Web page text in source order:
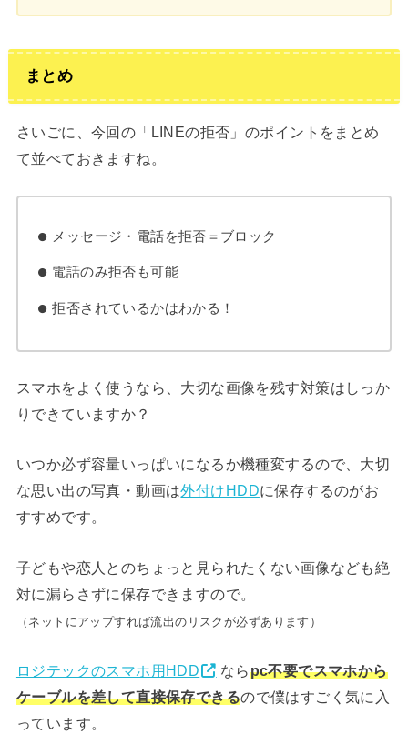
まとめ
さいごに、今回の「LINEの拒否」のポイントをまとめ
て並べておきますね。
メッセージ・電話を拒否＝ブロック
電話のみ拒否も可能
拒否されているかはわかる！
スマホをよく使うなら、大切な画像を残す対策はしっか
りできていますか？
いつか必ず容量いっぱいになるか機種変するので、大切
な思い出の写真・動画は外付けHDDに保存するのがお
すすめです。
子どもや恋人とのちょっと見られたくない画像なども絶
対に漏らさずに保存できますので。
（ネットにアップすれば流出のリスクが必ずあります）
ロジテックのスマホ用HDD ならpc不要でスマホから
ケーブルを差して直接保存できるので僕はすごく気に入
っています。